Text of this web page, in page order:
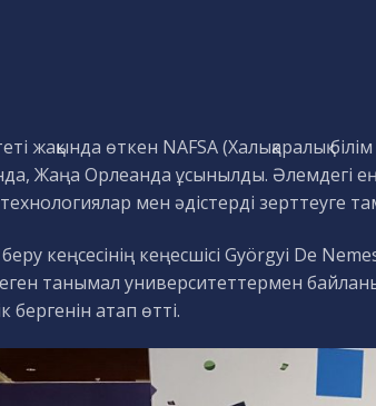
жақында өткен NAFSA (Халықаралық
Жаңа Орлеанда ұсынылды. Әлемдегі ең
мен әдістерді зерттеуге
беру кеңсесінің кеңесшісі Györgyi De
танымал университеттермен
бергенін атап өтті.